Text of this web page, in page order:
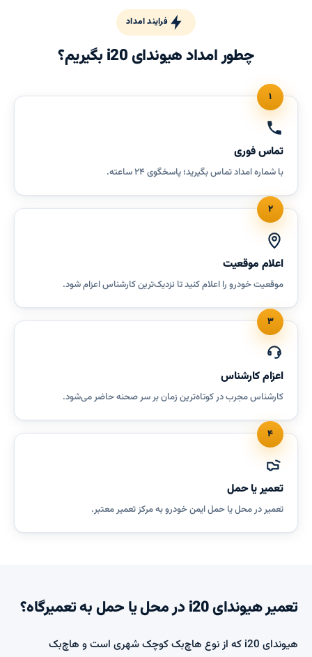
فرایند امداد
چطور امداد هیوندای i20 بگیریم؟
۱
تماس فوری
با شماره امداد تماس بگیرید؛ پاسخگوی ۲۴ ساعته.
۲
اعلام موقعیت
موقعیت خودرو را اعلام کنید تا نزدیک‌ترین کارشناس اعزام شود.
۳
اعزام کارشناس
کارشناس مجرب در کوتاه‌ترین زمان بر سر صحنه حاضر می‌شود.
۴
تعمیر یا حمل
تعمیر در محل یا حمل ایمن خودرو به مرکز تعمیر معتبر.
تعمیر هیوندای i20 در محل یا حمل به تعمیرگاه؟
هیوندای i20 که از نوع هاچ‌بک کوچک شهری است و هاچ‌بک